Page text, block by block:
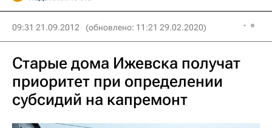
09:31 21.09.2012 (обновлено: 11:21 29.02.2020)
Старые дома Ижевска получат
приоритет при определении
субсидий на капремонт